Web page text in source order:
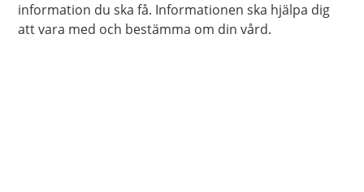
information du ska få. Informationen ska hjälpa dig
att vara med och bestämma om din vård.